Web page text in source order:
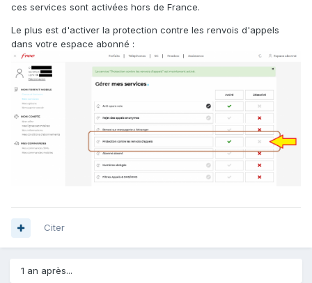
ces services sont activées hors de France.
Le plus est d'activer la protection contre les renvois d'appels
dans votre espace abonné :
Citer
1 an après...